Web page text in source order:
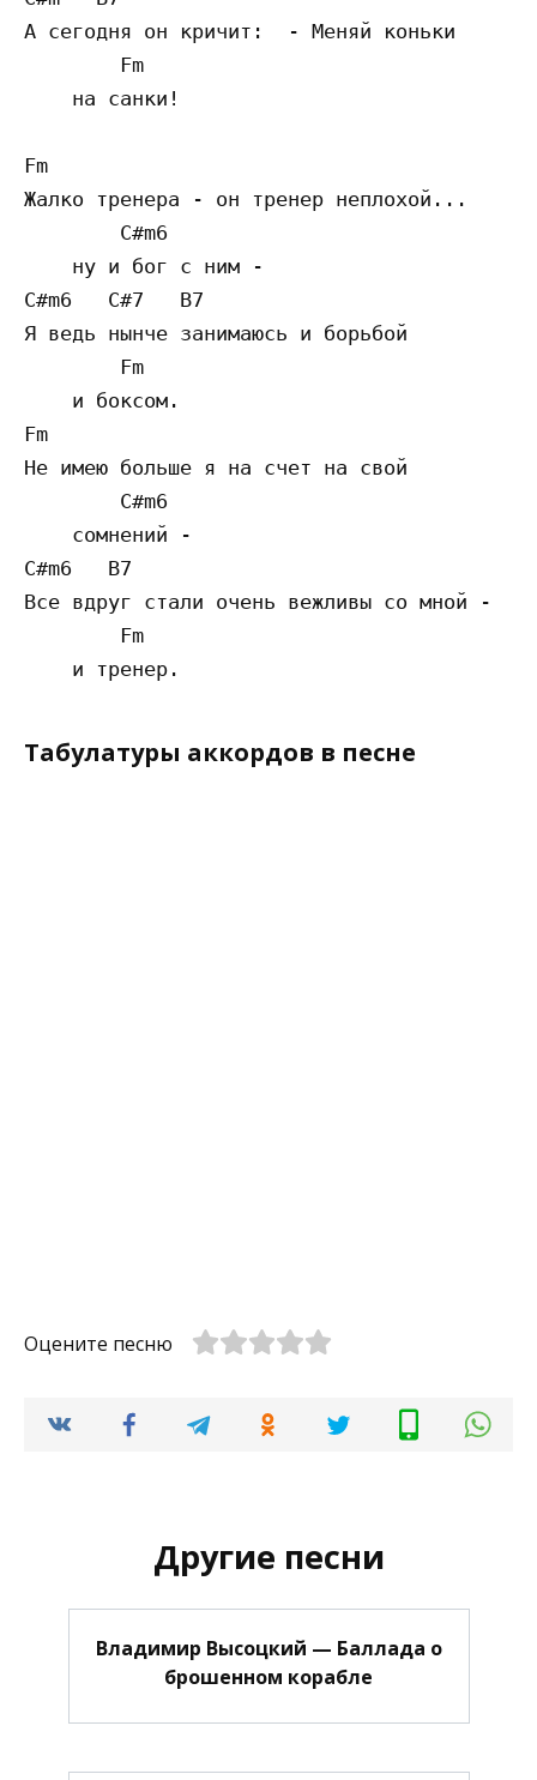
А сегодня он кричит:  - Меняй коньки
        Fm
    на санки!
Fm
Жалко тренера - он тренер неплохой...
        C#m6
    ну и бог с ним -
C#m6   C#7   B7
Я ведь нынче занимаюсь и борьбой
        Fm
    и боксом.
Fm
Не имею больше я на счет на свой
        C#m6
    сомнений -
C#m6   B7
Все вдруг стали очень вежливы со мной -
        Fm
Табулатуры аккордов в песне
Оцените песню
Другие песни
Владимир Высоцкий — Баллада о
брошенном корабле